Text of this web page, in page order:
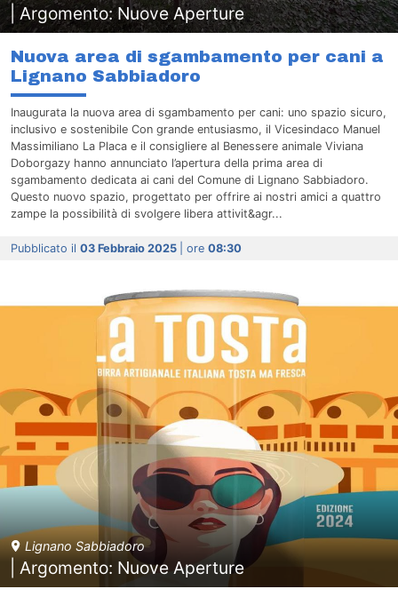
| Argomento: Nuove Aperture
Nuova area di sgambamento per cani a
Lignano Sabbiadoro
Inaugurata la nuova area di sgambamento per cani: uno spazio sicuro,
inclusivo e sostenibile Con grande entusiasmo, il Vicesindaco Manuel
Massimiliano La Placa e il consigliere al Benessere animale Viviana
Doborgazy hanno annunciato l’apertura della prima area di
sgambamento dedicata ai cani del Comune di Lignano Sabbiadoro.
Questo nuovo spazio, progettato per offrire ai nostri amici a quattro
zampe la possibilità di svolgere libera attivit&agr...
Pubblicato il 03 Febbraio 2025 | ore 08:30
Lignano Sabbiadoro
| Argomento: Nuove Aperture